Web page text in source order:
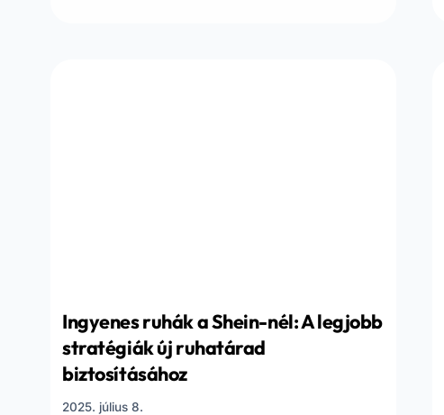
Ingyenes ruhák a Shein-nél: A legjobb
stratégiák új ruhatárad
biztosításához
2025. július 8.